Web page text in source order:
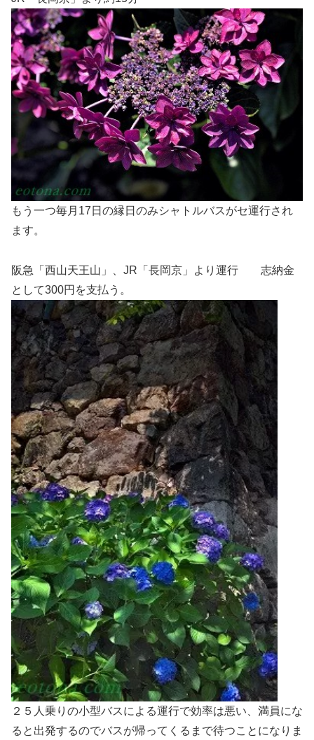
もう一つ毎月17日の縁日のみシャトルバスがセ運行され
ます。
阪急「西山天王山」、JR「長岡京」より運行 志納金
として300円を支払う。
２５人乗りの小型バスによる運行で効率は悪い、満員にな
ると出発するのでバスが帰ってくるまで待つことになりま